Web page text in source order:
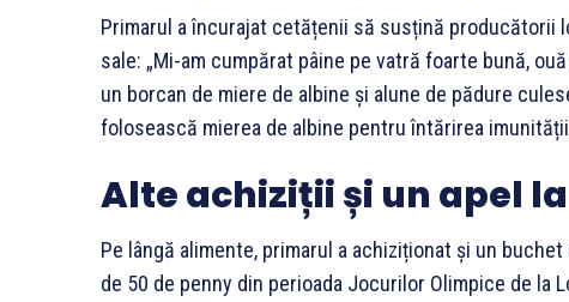
Primarul a încurajat cetățenii să susțină producătorii
sale: „Mi-am cumpărat pâine pe vatră foarte bună,
un borcan de miere de albine și alune de pădure
folosească mierea de albine pentru întărirea
Alte achiziții și un apel
Pe lângă alimente, primarul a achiziționat și un
de 50 de penny din perioada Jocurilor Olimpice de la